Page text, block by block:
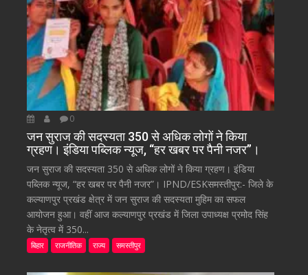
0
जन सुराज की सदस्यता 350 से अधिक लोगों ने किया
ग्रहण। इंडिया पब्लिक न्यूज, “हर खबर पर पैनी नजर”।
जन सुराज की सदस्यता 350 से अधिक लोगों ने किया ग्रहण। इंडिया
पब्लिक न्यूज, “हर खबर पर पैनी नजर”। IPND/ESKसमस्तीपुर:- जिले के
कल्याणपुर प्रखंड क्षेत्र में जन सुराज की सदस्यता मुहिम का सफल
आयोजन हुआ। वहीं आज कल्याणपुर प्रखंड में जिला उपाध्यक्ष प्रमोद सिंह
के नेतृत्व में 350...
बिहार राजनीतिक राज्य समस्तीपुर